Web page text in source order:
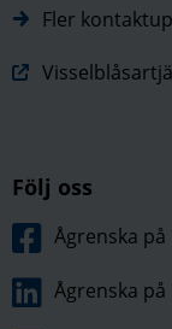
Fler
Följ oss
Ågrenska på
Ågrenska på